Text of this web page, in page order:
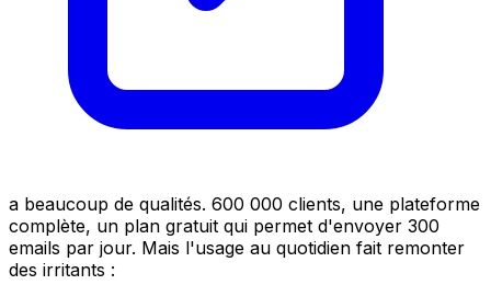
a beaucoup de qualités. 600 000 clients, une plateforme
complète, un plan gratuit qui permet d'envoyer 300
emails par jour. Mais l'usage au quotidien fait remonter
des irritants :